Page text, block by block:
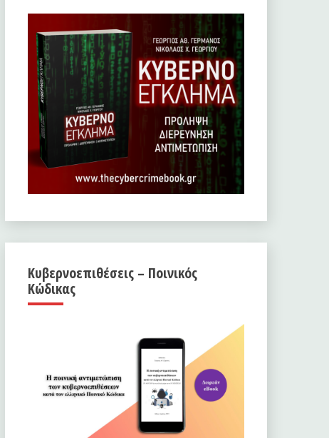
Κυβερνοεπιθέσεις – Ποινικός
Κώδικας